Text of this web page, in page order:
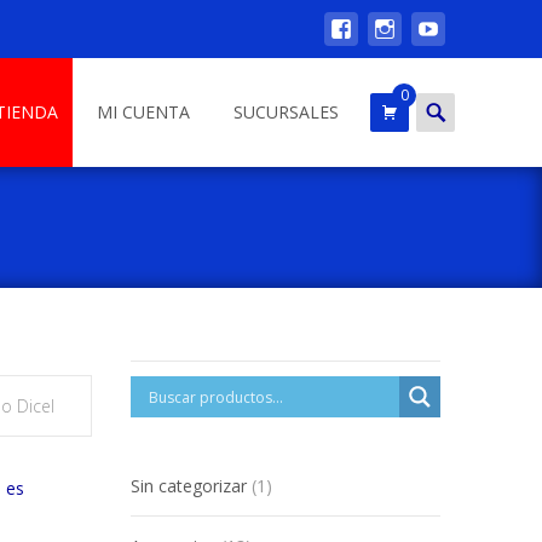
MI CUENTA SUCURSALES
0 Search
for:
Dicel
es Sin categorizar 1 1
product